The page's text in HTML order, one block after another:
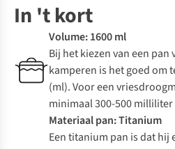
In 't kort
Volume: 1600 ml
Bij het kiezen van een
kamperen is het goed om
(ml). Voor een
minimaal 300-500
Materiaal pan: Titanium
Een titanium pan is dat hij